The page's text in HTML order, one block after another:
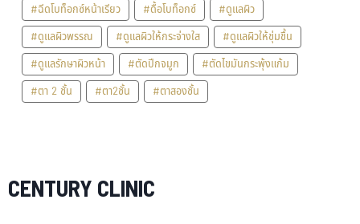
#ฉีดโบท็อกซ์หน้าเรียว
#ดื้อโบท็อกซ์
#ดูแลผิว
#ดูแลผิวพรรณ
#ดูแลผิวให้กระจ่างใส
#ดูแลผิวให้ชุ่มชื้น
#ดูแลรักษาผิวหน้า
#ตัดปีกจมูก
#ตัดไขมันกระพุ้งแก้ม
#ตา 2 ชั้น
#ตา2ชั้น #ตาสองชั้น
CENTURY CLINIC